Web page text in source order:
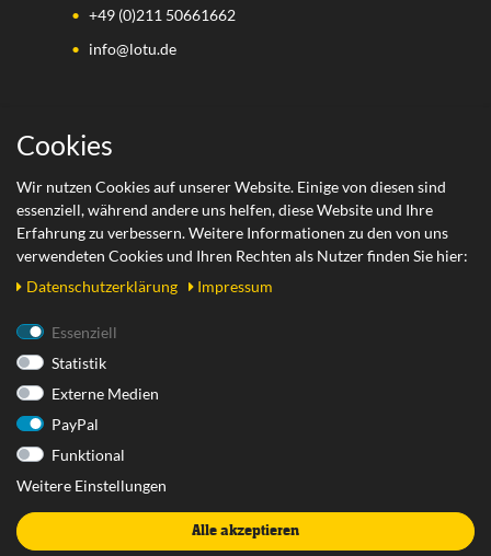
+49 (0)211 50661662
info@lotu.de
Wichtige Links
Zahlungsarten
Versand
Rechtliches
AGB
Widerrufsformular
Cookies
Wir nutzen Cookies auf unserer Website. Einige von diesen sind
essenziell, während andere uns helfen, diese Website und Ihre
Erfahrung zu verbessern. Weitere Informationen zu den von uns
verwendeten Cookies und Ihren Rechten als Nutzer finden Sie hier:
Daten­schutz­erklärung
Impressum
Essenziell
Statistik
Externe Medien
PayPal
Funktional
Weitere Einstellungen
Alle akzeptieren